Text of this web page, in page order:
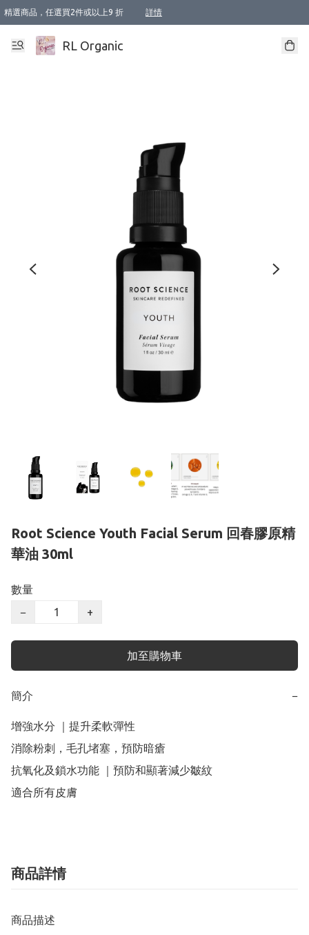
精選商品，任選買2件或以上9 折 詳情
XI周年優惠【新品自由選2件88折/3件85折】
XI周年優惠【Chakra 脈輪平衡自由選2件9折/3件85折/5件8折】
Florame 肌底自由選 2支9折 3支85折
XI周年優惠【蟲蟲退散 · 防衛結界﹞系列2件9折】
Sunki 任選2件95折
BIOFFICINA TOSCANA 任選2支9折 3支85折
Lamav 任選1件9折 2件85折
Mukti Organics 指定產品任選1件9折, 2件88折 3件85折
Intelligent Nutrients Skincare 任選2件9折
deodorant 任選2件88折
化妝品 任選2件95折
XI周年優惠【身心靈單品 任選2件9折/3件85折/5件8折】
XI周年優惠 【精油/香水 任選2件9折/3件85折/5件8折】
XI周年優惠【「關節到肌膚」全效養護 BODY OIL 組2件88折/3件85折】
XI周年優惠【夏日有機物理防曬套裝2件88折】
XI周年優惠【夏日潔面隨意選2件88折/3件85折】
XI周年優惠【逆齡奇蹟抗氧 11 自由選2件88折/3件85折/4件或以上8折】
新會員首次購物即享全單 95 折優惠！
成為VIP / VVIP 可享有生日月現金扣減獎賞優惠 !! 記得去賬户資料填上生日日期啦 !
選用順豐速運，滿$500 免運費
本地速遞 京東 送住宅/ 工商地址 $400 免運費
澳門訂單選用順豐速運，滿$800 免運費
RL Organic
Root Science Youth Facial Serum 回春膠原精
華油 30ml
數量
−
+
加至購物車
簡介 −
增強水分 ｜提升柔軟彈性
消除粉刺，毛孔堵塞，預防暗瘡
抗氧化及鎖水功能 ｜預防和顯著減少皺紋
適合所有皮膚
商品詳情
商品描述